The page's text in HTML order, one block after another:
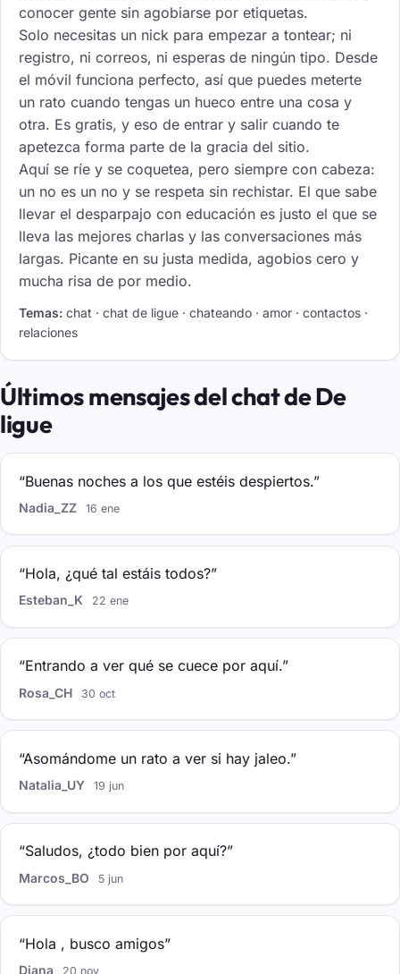
conocer gente sin agobiarse por etiquetas.
Solo necesitas un nick para empezar a tontear; ni
registro, ni correos, ni esperas de ningún tipo. Desde
el móvil funciona perfecto, así que puedes meterte
un rato cuando tengas un hueco entre una cosa y
otra. Es gratis, y eso de entrar y salir cuando te
apetezca forma parte de la gracia del sitio.
Aquí se ríe y se coquetea, pero siempre con cabeza:
un no es un no y se respeta sin rechistar. El que sabe
llevar el desparpajo con educación es justo el que se
lleva las mejores charlas y las conversaciones más
largas. Picante en su justa medida, agobios cero y
mucha risa de por medio.
Temas: chat · chat de ligue · chateando · amor · contactos ·
relaciones
Últimos mensajes del chat de De
ligue
“Buenas noches a los que estéis despiertos.”
Nadia_ZZ 16 ene
“Hola, ¿qué tal estáis todos?”
Esteban_K 22 ene
“Entrando a ver qué se cuece por aquí.”
Rosa_CH 30 oct
“Asomándome un rato a ver si hay jaleo.”
Natalia_UY 19 jun
“Saludos, ¿todo bien por aquí?”
Marcos_BO 5 jun
“Hola , busco amigos”
Diana 20 nov